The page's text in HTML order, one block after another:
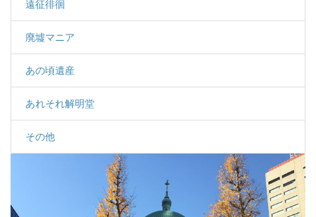
遠征徘徊
廃墟マニア
あの頃遺産
あれそれ解明堂
その他